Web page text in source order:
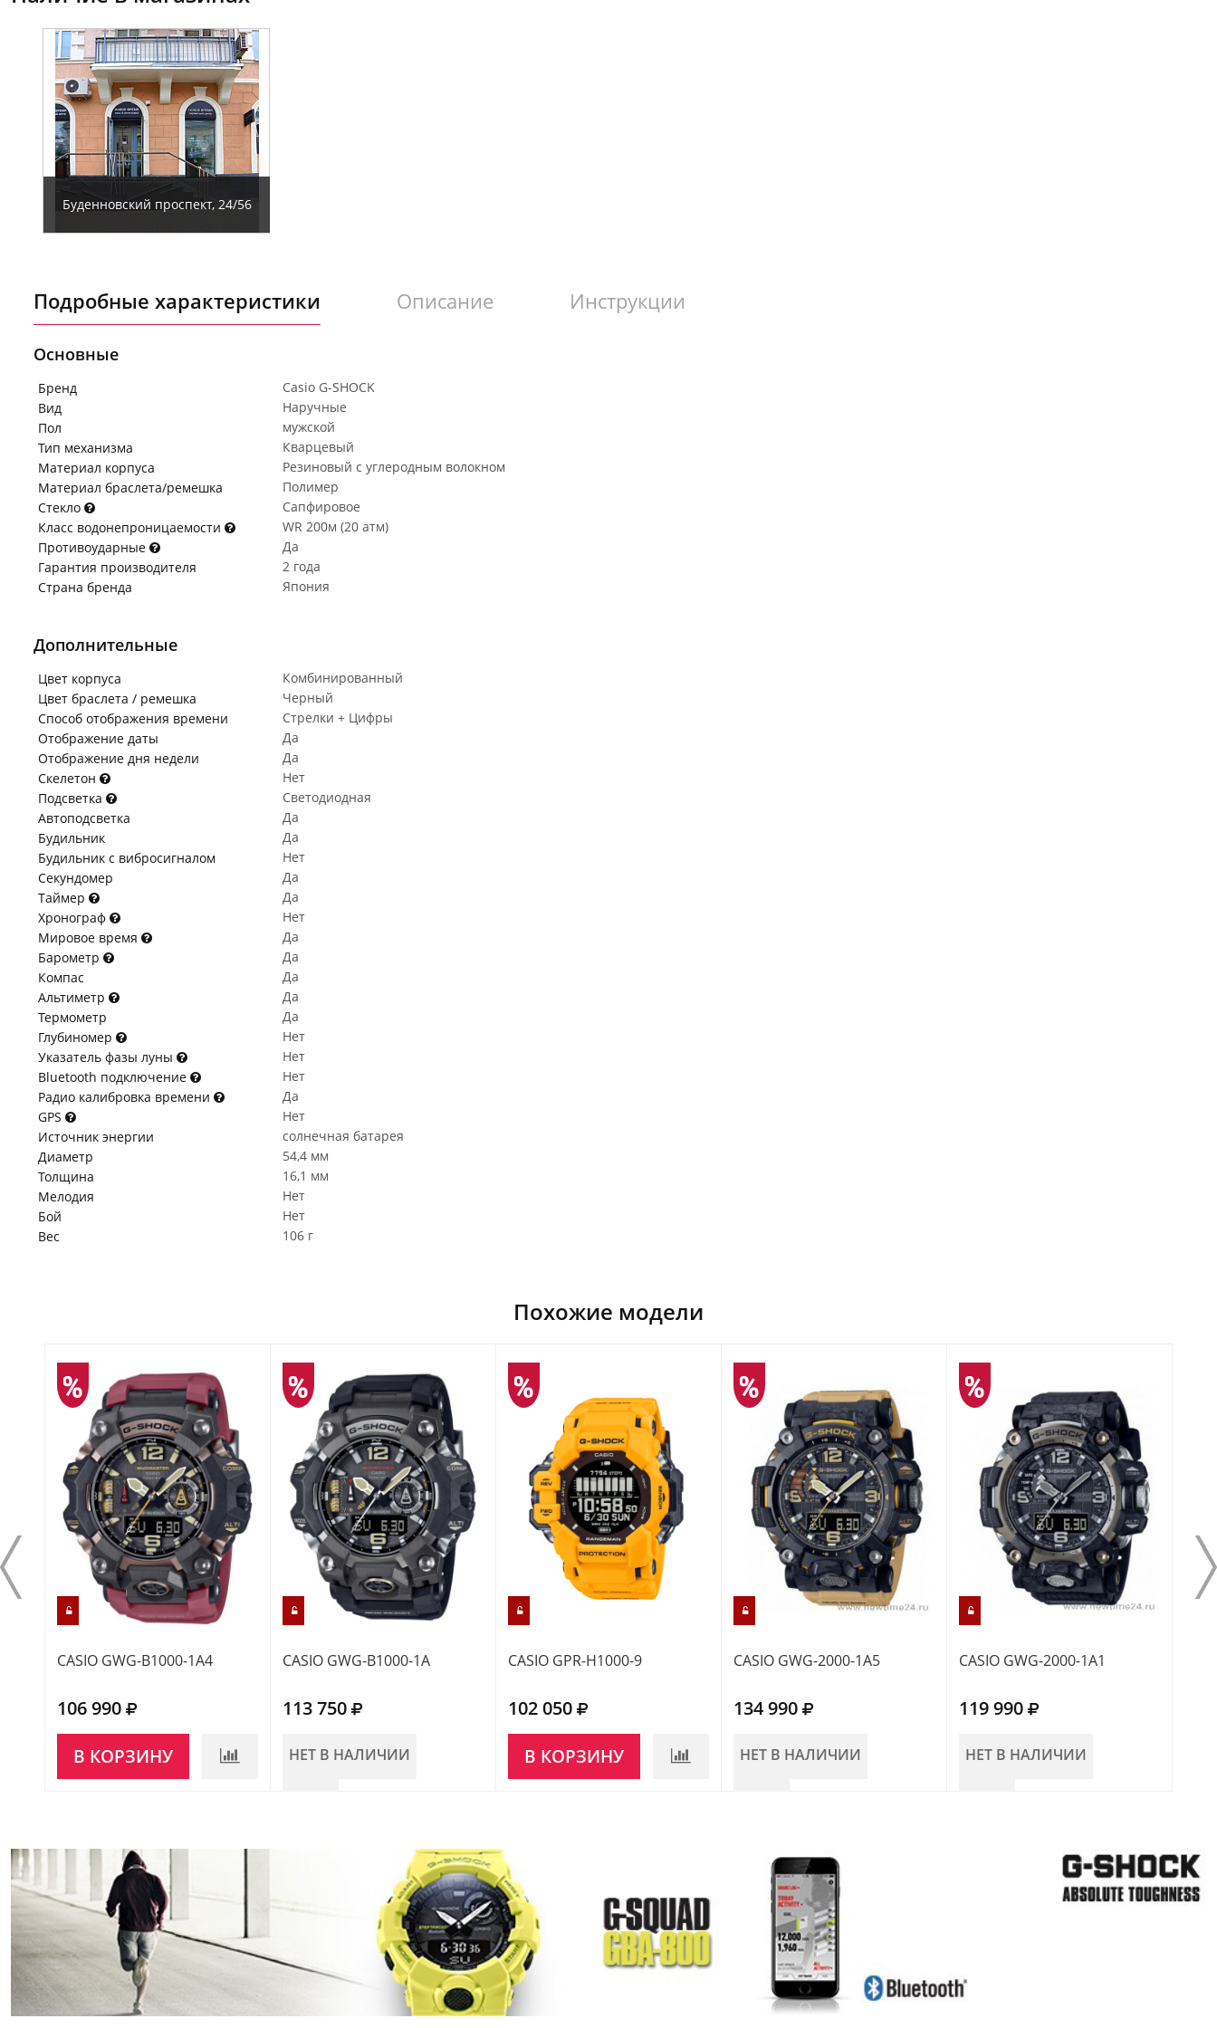
Буденновский проспект, 24/56
Подробные характеристики Описание Инструкции
Основные
Бренд
Casio G-SHOCK
Вид
Наручные
Пол
мужской
Тип механизма
Кварцевый
Материал корпуса
Резиновый с углеродным волокном
Материал браслета/ремешка
Полимер
Стекло
Сапфировое
Класс водонепроницаемости
WR 200м (20 атм)
Противоударные
Да
Гарантия производителя
2 года
Страна бренда
Япония
Дополнительные
Цвет корпуса
Комбинированный
Цвет браслета / ремешка
Черный
Способ отображения времени
Стрелки + Цифры
Отображение даты
Да
Отображение дня недели
Да
Скелетон
Нет
Подсветка
Светодиодная
Автоподсветка
Да
Будильник
Да
Будильник с вибросигналом
Нет
Секундомер
Да
Таймер
Да
Хронограф
Нет
Мировое время
Да
Барометр
Да
Компас
Да
Альтиметр
Да
Термометр
Да
Глубиномер
Нет
Указатель фазы луны
Нет
Bluetooth подключение
Нет
Радио калибровка времени
Да
GPS
Нет
Источник энергии
солнечная батарея
Диаметр
54,4 мм
Толщина
16,1 мм
Мелодия
Нет
Бой
Нет
Вес
106 г
Похожие модели
CASIO GWG-B1000-1A4
106 990
В КОРЗИНУ
CASIO GWG-B1000-1A
113 750
НЕТ В НАЛИЧИИ
CASIO GPR-H1000-9
102 050
В КОРЗИНУ
CASIO GWG-2000-1A5
134 990
НЕТ В НАЛИЧИИ
CASIO GWG-2000-1A1
119 990
НЕТ В НАЛИЧИИ